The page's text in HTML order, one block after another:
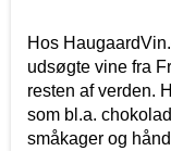
Hos
udsøgte vine fra
resten af verden.
som bl.a.
småkager og